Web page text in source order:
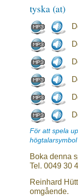
tyska (at)
För att spela
högtalarsymbol
Boka denna
Tel. 0049 30
Reinhard
omgående.